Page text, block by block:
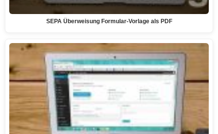
SEPA Überweisung Formular-Vorlage als PDF